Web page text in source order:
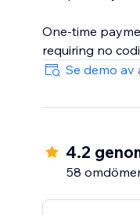
One-time
requiring no
Se demo av
4.2
58